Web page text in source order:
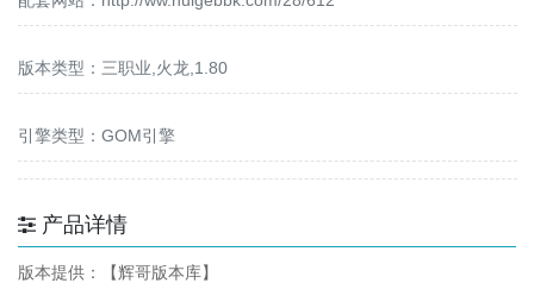
版本类型：三职业,火龙,1.80
引擎类型：GOM引擎
产品详情
版本提供：【辉哥版本库】